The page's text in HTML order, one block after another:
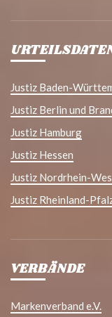
Justiz Baden-
Justiz Berlin und
Justiz Hamburg
Justiz Hessen
Justiz Nordrhein-
Justiz Rheinland-
VERBÄNDE
Markenverband e.V.